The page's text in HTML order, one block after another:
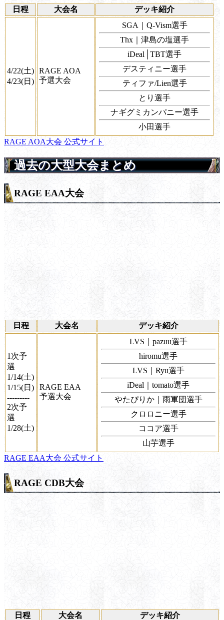
日程 大会名 デッキ紹介
4/22(土)
4/23(日)
RAGE AOA
予選大会
SGA｜Q-Vism選手
Thx｜津島の塩選手
iDeal│TBT選手
デスティニー選手
ティファ/Lien選手
とり選手
ナギグミカンパニー選手
小田選手
RAGE AOA大会 公式サイト
過去の大型大会まとめ
RAGE EAA大会
日程 大会名 デッキ紹介
1次予
選
1/14(土)
1/15(日)
---------
2次予
選
1/28(土)
RAGE EAA
予選大会
LVS｜pazuu選手
hiromu選手
LVS｜Ryu選手
iDeal｜tomato選手
やたぴりか｜雨軍団選手
クロロニー選手
ココア選手
山芋選手
RAGE EAA大会 公式サイト
RAGE CDB大会
日程 大会名 デッキ紹介